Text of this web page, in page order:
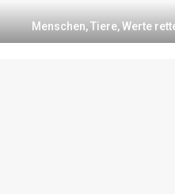
Menschen, Tiere, Werte